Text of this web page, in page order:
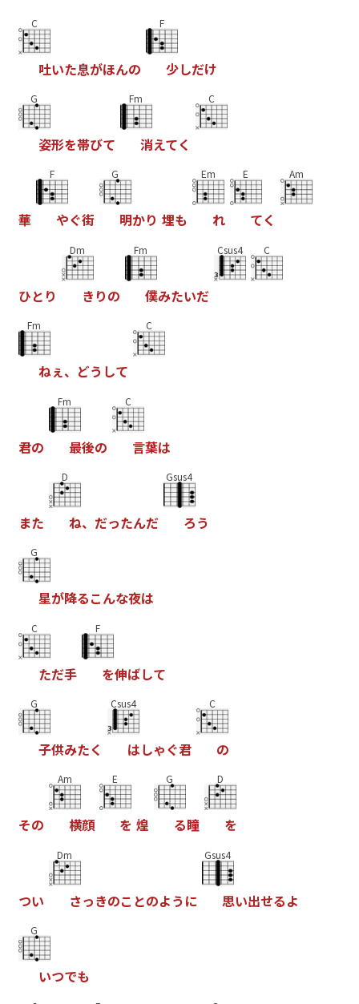
C
吐いた息がほんの
F
少しだけ
G
姿形を帯びて
Fm
消えてく
C
華
F
やぐ街
G
明かり 埋も
Em
れ
E
てく
Am
ひと り
Dm
き りの
Fm
僕みたいだ
Csus4 C
Fm
ねぇ、 どう して
C
君の
Fm
最後の
C
言葉は
また
D
ね、 だったんだ
Gsus4
ろう
G
星が降るこんな夜は
C
ただ手
F
を伸ばして
G
子供みたく
Csus4
はしゃぐ君
C
の
その
Am
横顔
E
を 煌
G
る瞳
D
を
つい
Dm
さっきのこ とのよう に
Gsus4
思い出せるよ
G
いつでも